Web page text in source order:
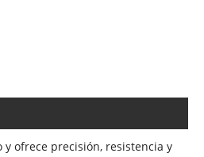
ofrece precisión, resistencia y